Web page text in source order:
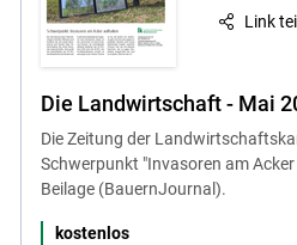
Link
Die Landwirtschaft - Mai
Die Zeitung der
Schwerpunkt "Invasoren am
Beilage (BauernJournal).
kostenlos